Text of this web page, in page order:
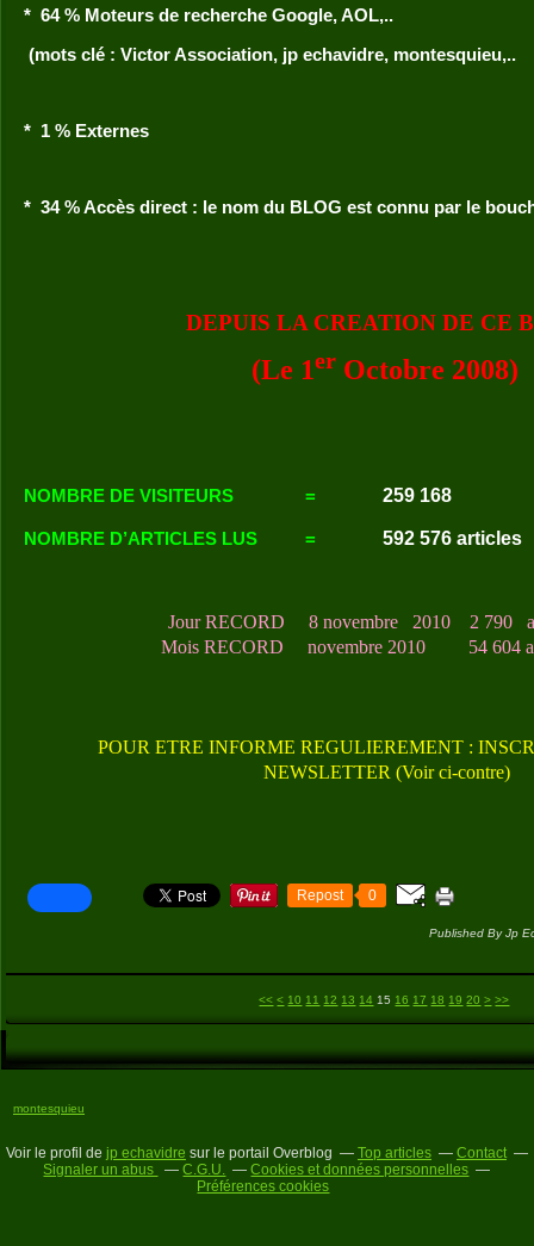
* 64 % Moteurs de recherche Google, AOL,..
(mots clé : Victor Association, jp echavidre, montesquieu,..
* 1 % Externes
* 34 % Accès direct : le nom du BLOG est connu par le
DEPUIS LA CREATION DE CE
(Le 1er Octobre 2008)
NOMBRE DE VISITEURS = 259 168
NOMBRE D’ARTICLES LUS = 592 576 articles
Jour RECORD 8 novembre 2010
2 790
Mois RECORD
novembre 2010 54 604
POUR ETRE INFORME REGULIEREMENT :
NEWSLETTER (Voir ci-contre)
Repost 0
Published By Jp
<< < 10 11 12 13 14 15 16 17 18 19 20 30
40
> >>
montesquieu
Voir le profil de jp echavidre sur le portail Overblog Top articles
Contact
Signaler un abus
C.G.U.
Cookies et données personnelles
Préférences cookies